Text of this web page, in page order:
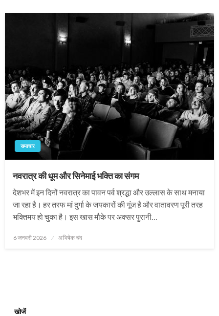
समाचार
नवरात्र की धूम और सिनेमाई भक्ति का संगम
देशभर में इन दिनों नवरात्र का पावन पर्व श्रद्धा और उल्लास के साथ मनाया
जा रहा है। हर तरफ मां दुर्गा के जयकारों की गूंज है और वातावरण पूरी तरह
भक्तिमय हो चुका है। इस खास मौके पर अक्सर पुरानी…
Posted
6 जनवरी 2026 अभिषेक चंद
खोजें